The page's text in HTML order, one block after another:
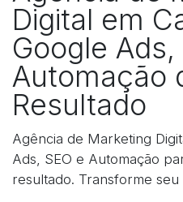
Digital em
Google Ads,
Automação
Resultado
Agência de Marketing
Ads, SEO e Automação
resultado. Transforme